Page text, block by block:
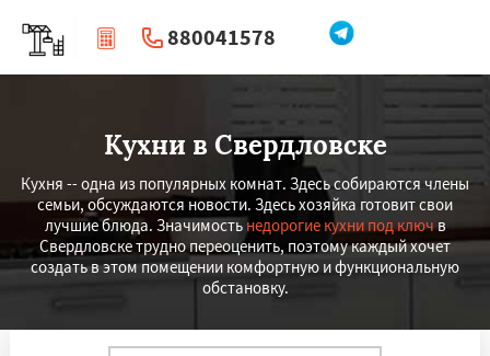
880041578
| Перезвоните мне
Кухни в Свердловске
Кухня -- одна из популярных комнат. Здесь собираются члены
семьи, обсуждаются новости. Здесь хозяйка готовит свои
лучшие блюда. Значимость недорогие кухни под ключв
Свердловске трудно переоценить, поэтому каждый хочет
создать в этом помещении комфортную и функциональную
обстановку.